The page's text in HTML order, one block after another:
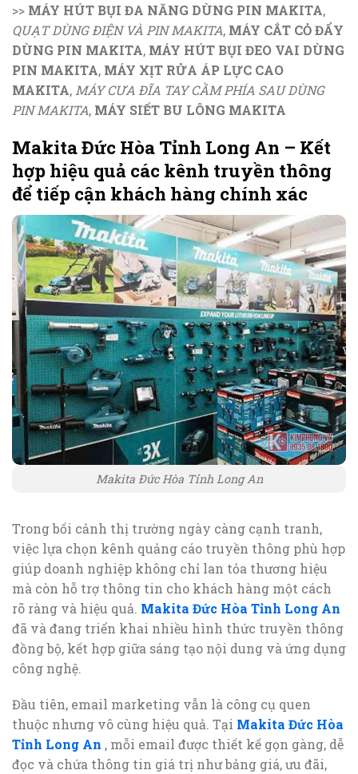
>> MÁY HÚT BỤI ĐA NĂNG DÙNG PIN MAKITA,
QUẠT DÙNG ĐIỆN VÀ PIN MAKITA, MÁY CẮT CỎ ĐẨY
DÙNG PIN MAKITA, MÁY HÚT BỤI ĐEO VAI DÙNG
PIN MAKITA, MÁY XỊT RỬA ÁP LỰC CAO
MAKITA, MÁY CƯA ĐĨA TAY CẦM PHÍA SAU DÙNG
PIN MAKITA, MÁY SIẾT BU LÔNG MAKITA
Makita Đức Hòa Tỉnh Long An – Kết
hợp hiệu quả các kênh truyền thông
để tiếp cận khách hàng chính xác
Makita Đức Hòa Tỉnh Long An
Trong bối cảnh thị trường ngày càng cạnh tranh,
việc lựa chọn kênh quảng cáo truyền thông phù hợp
giúp doanh nghiệp không chỉ lan tỏa thương hiệu
mà còn hỗ trợ thông tin cho khách hàng một cách
rõ ràng và hiệu quả. Makita Đức Hòa Tỉnh Long An
đã và đang triển khai nhiều hình thức truyền thông
đồng bộ, kết hợp giữa sáng tạo nội dung và ứng dụng
công nghệ.
Đầu tiên, email marketing vẫn là công cụ quen
thuộc nhưng vô cùng hiệu quả. Tại Makita Đức Hòa
Tỉnh Long An , mỗi email được thiết kế gọn gàng, dễ
đọc và chứa thông tin giá trị như bảng giá, ưu đãi,